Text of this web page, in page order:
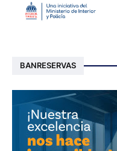
BANRESERVAS